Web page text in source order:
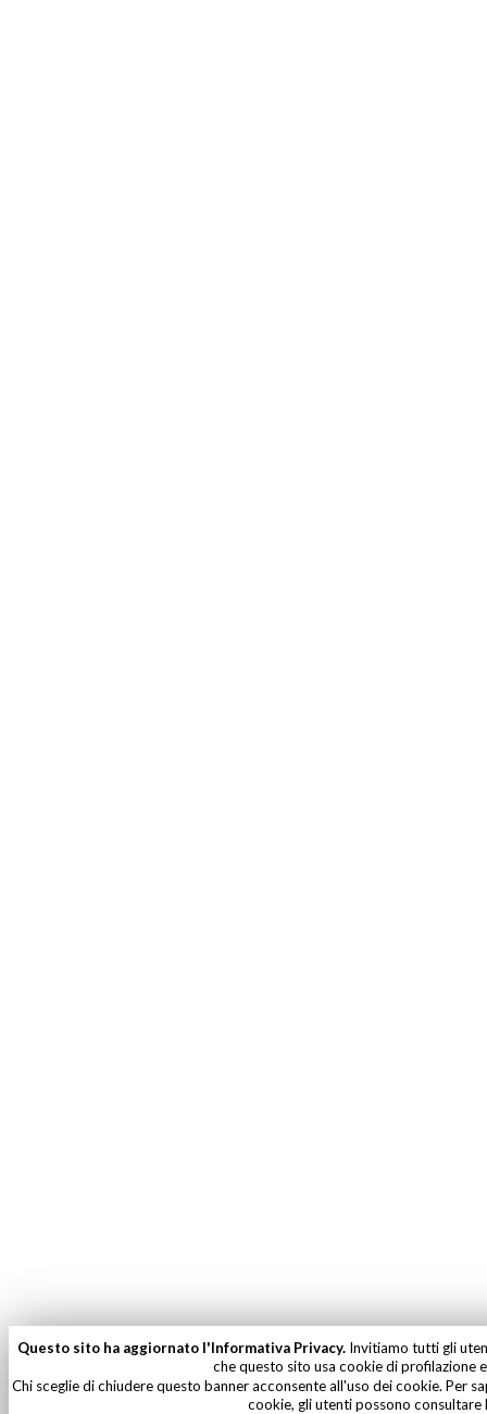
Questo sito ha aggiornato l'Informativa Privacy.Invitiamo tutti gli
che questo sito usa cookie di profilazione
Chi sceglie di chiudere questo banner acconsente all'uso dei cookie. Per
cookie, gli utenti possono consultare